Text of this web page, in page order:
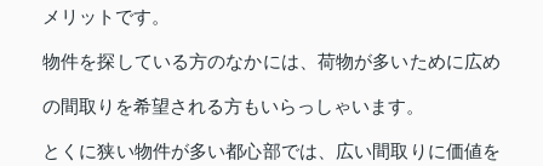
メリットです。
物件を探している方のなかには、荷物が多いために広め
の間取りを希望される方もいらっしゃいます。
とくに狭い物件が多い都心部では、広い間取りに価値を